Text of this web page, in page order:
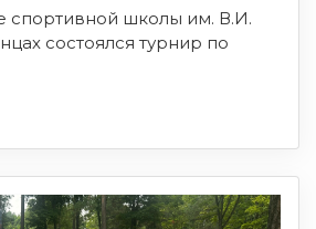
спортивной школы им. В.И.
состоялся турнир по